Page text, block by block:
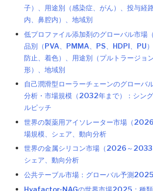
子）、用途別（感染症、がん）、投与経
内、鼻腔内）、地域別
低プロファイル添加剤のグローバル市場
品別（PVA、PMMA、PS、HDPI、PU
防止、着色）、用途別（プルトラージョ
形）、地域別
自己潤滑型ローラーチェーンのグローバ
分析・市場規模（2032年まで）：シン
ルピッチ
世界の製薬用アイソレーター市場（
場規模、シェア、動向分析
世界の金属シリコン市場（2026～2033
シェア、動向分析
公共テーブル市場：グローバル予測